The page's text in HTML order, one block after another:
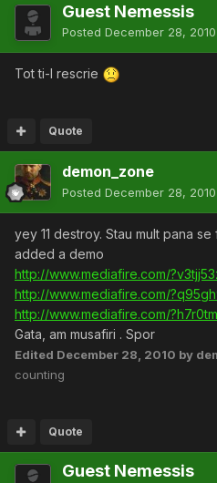
Guest Nemessis
Posted December 28, 2010
Tot ti-l rescrie
Quote
demon_zone
Posted December 28, 2010
yey 11 destroy. Stau mult pana se
added a demo
http://www.mediafire.com/
http://www.mediafire.com/
http://www.mediafire.com/
Gata, am musafiri . Spor
Edited December 28, 2010 by
counting
Quote
Guest Nemessis